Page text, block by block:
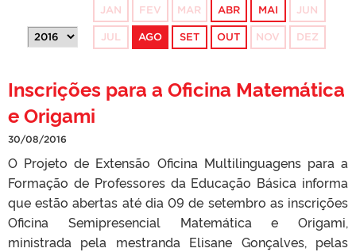
JAN FEV MAR ABR MAI JUN
JUL AGO SET OUT NOV DEZ
Inscrições para a Oficina Matemática
e Origami
30/08/2016
O Projeto de Extensão Oficina Multilinguagens para a
Formação de Professores da Educação Básica informa
que estão abertas até dia 09 de setembro as inscrições
Oficina Semipresencial Matemática e Origami,
ministrada pela mestranda Elisane Gonçalves, pelas